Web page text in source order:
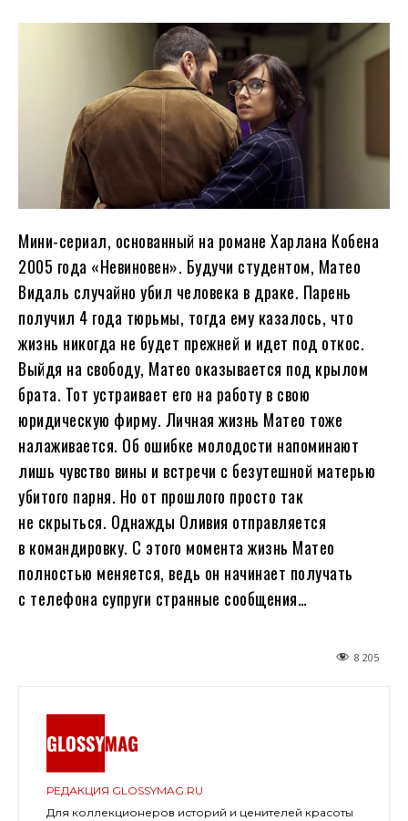
Мини-сериал, основанный на романе Харлана Кобена
2005 года «Невиновен». Будучи студентом, Матео
Видаль случайно убил человека в драке. Парень
получил 4 года тюрьмы, тогда ему казалось, что
жизнь никогда не будет прежней и идет под откос.
Выйдя на свободу, Матео оказывается под крылом
брата. Тот устраивает его на работу в свою
юридическую фирму. Личная жизнь Матео тоже
налаживается. Об ошибке молодости напоминают
лишь чувство вины и встречи с безутешной матерью
убитого парня. Но от прошлого просто так
не скрыться. Однажды Оливия отправляется
в командировку. С этого момента жизнь Матео
полностью меняется, ведь он начинает получать
с телефона супруги странные сообщения…
8 205
РЕДАКЦИЯ GLOSSYMAG.RU
Для коллекционеров историй и ценителей красоты